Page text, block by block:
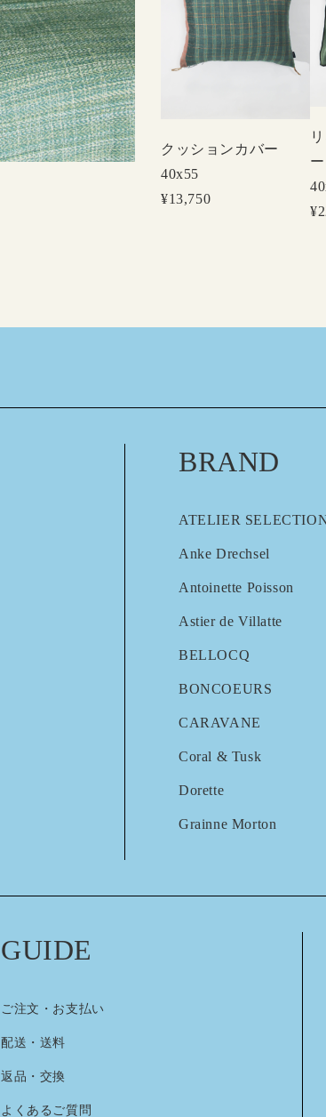
クッションカバー
40x55
¥13,750
ー
BRAND
ATELIER
Anke Drechsel
Antoinette Poisson
Astier de Villatte
BELLOCQ
BONCOEURS
CARAVANE
Coral & Tusk
Dorette
Grainne Morton
GUIDE
ご注文・お支払い
配送・送料
返品・交換
よくあるご質問